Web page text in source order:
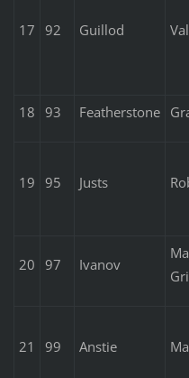
17 92 Guillod
18 93 Featherstone
19 95 Justs
20 97 Ivanov
21 99 Anstie